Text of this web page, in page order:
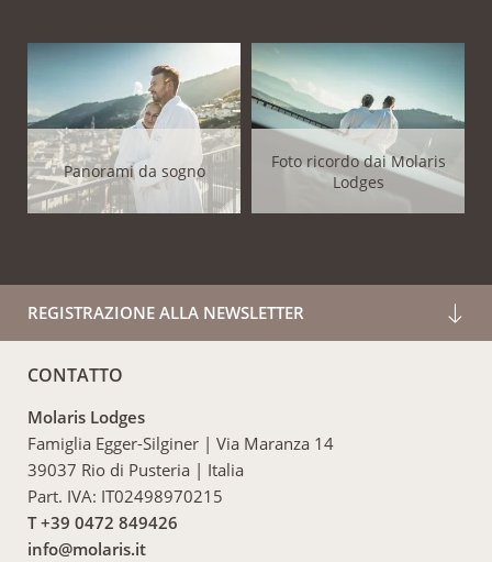
Panorami da sogno
Foto ricordo dai Molaris
Lodges
REGISTRAZIONE ALLA NEWSLETTER
CONTATTO
Molaris Lodges
Famiglia Egger-Silginer | Via Maranza 14
39037 Rio di Pusteria | Italia
Part. IVA: IT02498970215
T +39 0472 849426
info@molaris.it